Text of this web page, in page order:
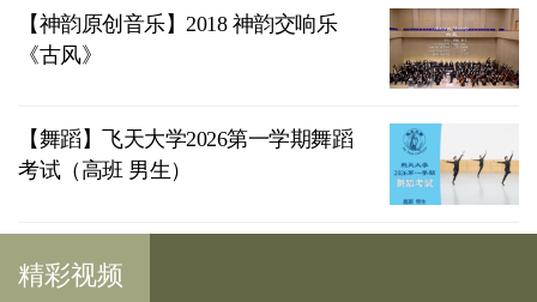
【神韵原创音乐】2018 神韵交响乐
《古风》
【舞蹈】飞天大学2026第一学期舞蹈
考试（高班 男生）
精彩视频